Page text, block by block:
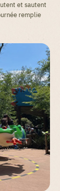
et sautent
remplie